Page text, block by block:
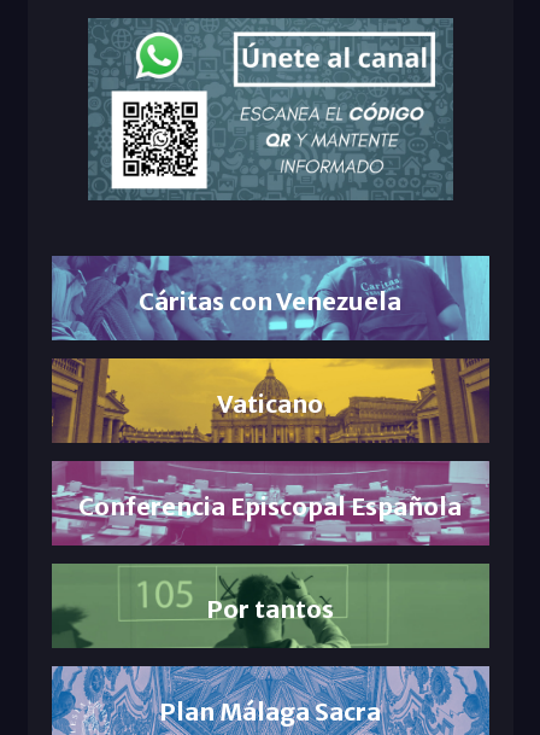
Cáritas con Venezuela
Vaticano
Conferencia Episcopal Española
Por tantos
Plan Málaga Sacra